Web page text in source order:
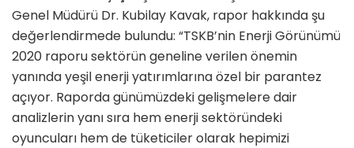
Genel Müdürü Dr. Kubilay Kavak, rapor hakkında şu
değerlendirmede bulundu: “TSKB’nin Enerji Görünümü
2020 raporu sektörün geneline verilen önemin
yanında yeşil enerji yatırımlarına özel bir parantez
açıyor. Raporda günümüzdeki gelişmelere dair
analizlerin yanı sıra hem enerji sektöründeki
oyuncuları hem de tüketiciler olarak hepimizi